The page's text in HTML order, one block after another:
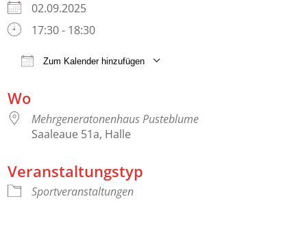
02.09.2025
17:30 - 18:30
Zum Kalender hinzufügen
Wo
Mehrgeneratonenhaus Pusteblume
Saaleaue 51a, Halle
Veranstaltungstyp
Sportveranstaltungen